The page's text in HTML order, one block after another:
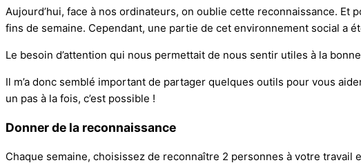
Aujourd’hui, face à nos ordinateurs, on oublie cette reconnaissance. Et
fins de semaine. Cependant, une partie de cet environnement social a
Le besoin d’attention qui nous permettait de nous sentir utiles à la
Il m’a donc semblé important de partager quelques outils pour vous
un pas à la fois, c’est possible !
Donner de la reconnaissance
Chaque semaine, choisissez de reconnaître 2 personnes à votre